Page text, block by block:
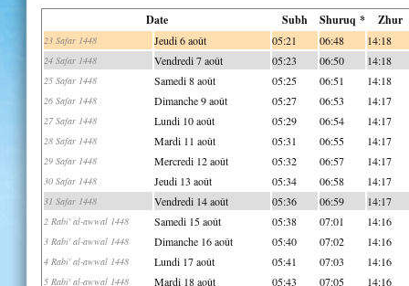
Date Subh Shuruq * Zhur
23 Safar 1448 Jeudi 6 août 05:21 06:48 14:18
24 Safar 1448 Vendredi 7 août 05:23 06:50 14:18
25 Safar 1448 Samedi 8 août 05:25 06:51 14:18
26 Safar 1448 Dimanche 9 août 05:27 06:53 14:17
27 Safar 1448 Lundi 10 août 05:29 06:54 14:17
28 Safar 1448 Mardi 11 août 05:31 06:55 14:17
29 Safar 1448 Mercredi 12 août 05:32 06:57 14:17
30 Safar 1448 Jeudi 13 août 05:34 06:58 14:17
31 Safar 1448 Vendredi 14 août 05:36 06:59 14:17
2 Rabi' al-awwal 1448 Samedi 15 août 05:38 07:01 14:16
3 Rabi' al-awwal 1448 Dimanche 16 août 05:40 07:02 14:16
4 Rabi' al-awwal 1448 Lundi 17 août 05:41 07:03 14:16
5 Rabi' al-awwal 1448 Mardi 18 août 05:43 07:05 14:16